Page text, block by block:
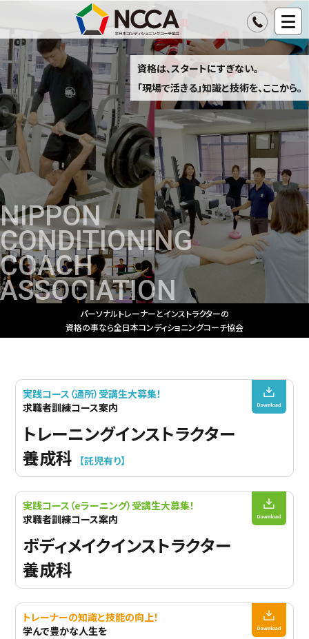
資格は、スタートにすぎない。
「現場で活きる」知識と技術を、ここから。
NIPPON
CONDITIONING
COACH
ASSOCIATION
パーソナルトレーナーとインストラクターの
資格の事なら全日本コンディショニングコーチ協会
実践コース（通所）受講生大募集！
求職者訓練コース案内
トレーニングインストラクター
養成科
【託児有り】
実践コース（eラーニング）受講生大募集！
求職者訓練コース案内
ボディメイクインストラクター
養成科
トレーナーの知識と技能の向上！
学んで豊かな人生を